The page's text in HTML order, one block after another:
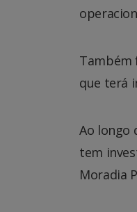
Também
que terá
Ao longo
tem
Moradia